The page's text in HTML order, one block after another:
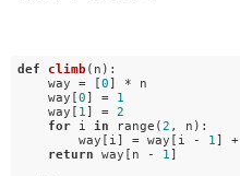
def climb (n) :
way = [0] * n
way[0] =
1
way[ 1] = 2
fori in range(2 , n):
way[i] = way[i -
1]
return way[n - 1]